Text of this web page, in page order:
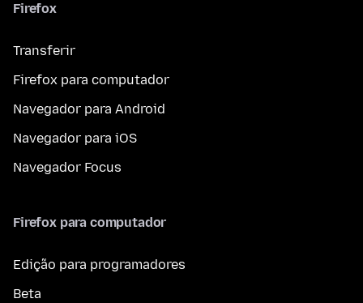
Firefox
Transferir
Firefox para computador
Navegador para Android
Navegador para iOS
Navegador Focus
Firefox para computador
Edição para programadores
Beta